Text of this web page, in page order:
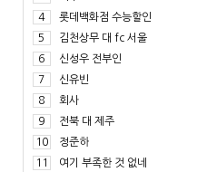
4
롯데백화점 수능할인
5
김천상무 대 fc 서울
6
신성우 전부인
7
신유빈
8
회사
9
전북 대 제주
10
정준하
11
여기 부족한 것 없네